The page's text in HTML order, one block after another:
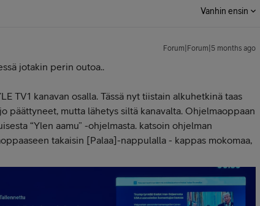
Vanhin ensin
Forum|Forum|5 months ago
jotakin perin outoa..
TV1 kanavan osalla. Tässä nyt tiistain alkuhetkinä taas
päättyneet, mutta lähetys siltä kanavalta. Ohjelmaoppaan
“Ylen aamu” -ohjelmasta. katsoin ohjelman
takaisin [Palaa]-nappulalla - kappas mokomaa,